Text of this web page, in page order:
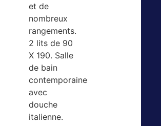
et de
nombreux
rangements.
2 lits de 90
X 190. Salle
de bain
contemporaine
avec
douche
italienne.